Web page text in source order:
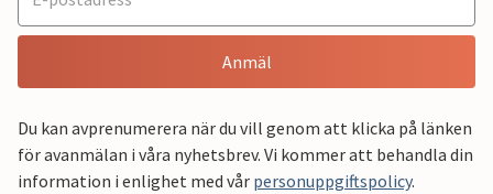
Anmäl
Du kan avprenumerera när du vill genom att klicka på länken
för avanmälan i våra nyhetsbrev. Vi kommer att behandla din
information i enlighet med vår personuppgiftspolicy.